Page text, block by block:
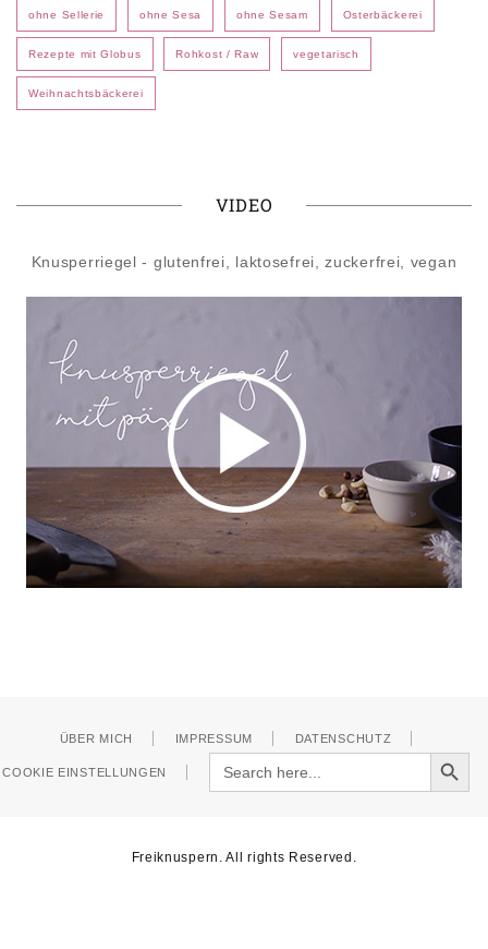
ohne Sellerie ohne Sesa ohne Sesam Osterbäckerei
Rezepte mit Globus Rohkost / Raw vegetarisch
Weihnachtsbäckerei
VIDEO
Knusperriegel - glutenfrei, laktosefrei, zuckerfrei, vegan
ÜBER MICH IMPRESSUM DATENSCHUTZ
COOKIE EINSTELLUNGEN
Search
for:
Search Button
Freiknuspern. All rights Reserved.